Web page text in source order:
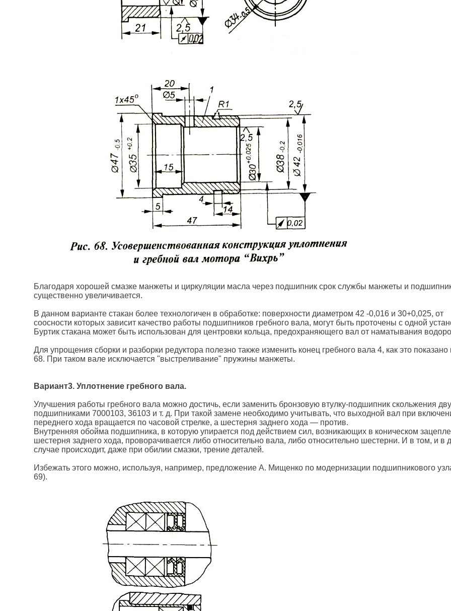
Благодаря хорошей смазке манжеты и циркуляции масла через подшипник срок службы манжеты и
существенно увеличивается.
В данном варианте стакан более технологичен в обработке: поверхности диаметром 42 -0,016 и 30+0,025, от
соосности которых зависит качество работы подшипников гребного вала, могут быть проточены с одной
Буртик стакана может быть использован для центровки кольца, предохраняющего вал от наматывания
Для упрощения сборки и разборки редуктора полезно также изменить конец гребного вала 4, как это показано
68. При таком вале исключается "выстреливание" пружины манжеты.
Вариант3. Уплотнение гребного вала.
Улучшения работы гребного вала можно достичь, если заменить бронзовую втулку-подшипник скольжения
подшипниками 7000103, 36103 и т. д. При такой замене необходимо учитывать, что выходной вал при
переднего хода вращается по часовой стрелке, а шестерня заднего хода — против.
Внутренняя обойма подшипника, в которую упирается под действием сил, возникающих в коническом
шестерня заднего хода, проворачивается либо относительно вала, либо относительно шестерни. И в том, и в
случае происходит, даже при обилии смазки, трение деталей.
Избежать этого можно, используя, например, предложение А. Мищенко по модернизации подшипникового
69).